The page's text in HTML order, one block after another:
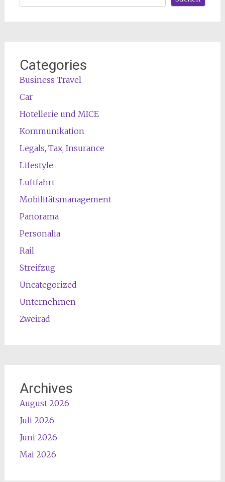
Categories
Business Travel
Car
Hotellerie und MICE
Kommunikation
Legals, Tax, Insurance
Lifestyle
Luftfahrt
Mobilitätsmanagement
Panorama
Personalia
Rail
Streifzug
Uncategorized
Unternehmen
Zweirad
Archives
August 2026
Juli 2026
Juni 2026
Mai 2026